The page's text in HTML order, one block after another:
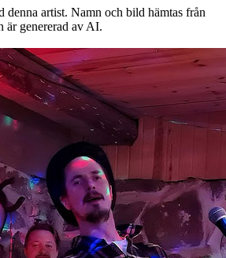
denna artist. Namn och bild hämtas från
är genererad av AI.